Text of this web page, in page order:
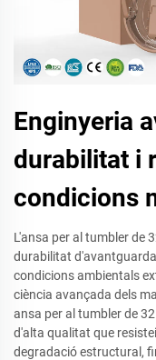
Enginyeria
durabilitat i
condicions
L'ansa per al tumbler de
durabilitat
condicions ambientals
ciència avançada dels
ansa per al tumbler de
d'alta qualitat que
degradació estructural,